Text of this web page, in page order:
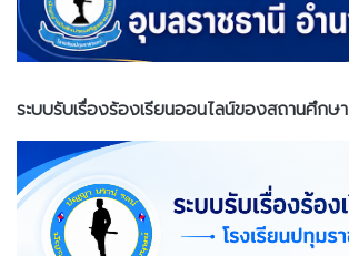
ระบบรับเรื่องร้องเรียนออนไลน์ของสถานศึกษา